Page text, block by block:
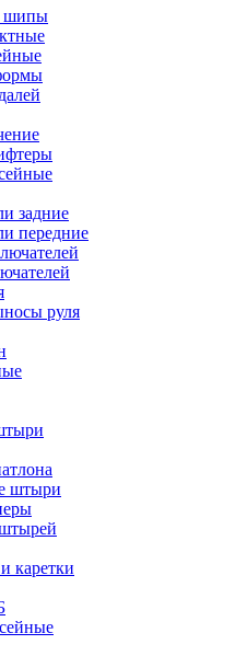
шипы
задние
передние
руля
штыри
каретки